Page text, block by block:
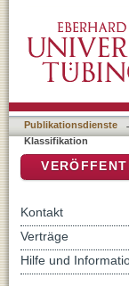
Publikationsdienste
Klassifikation
Kontakt
Verträge
Hilfe und